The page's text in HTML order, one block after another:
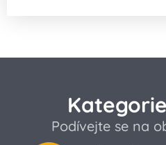
Podívejte se na